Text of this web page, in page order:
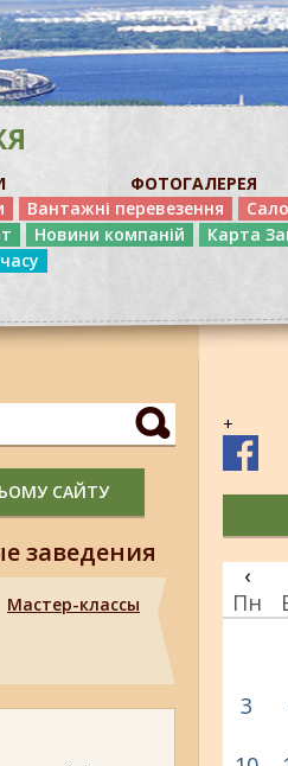
ФОТОГАЛЕРЕЯ
Вантажні перевезення
Новини компаній
Карта
САЙТУ
заведения
Мастер-классы
+
3
‹
Пн